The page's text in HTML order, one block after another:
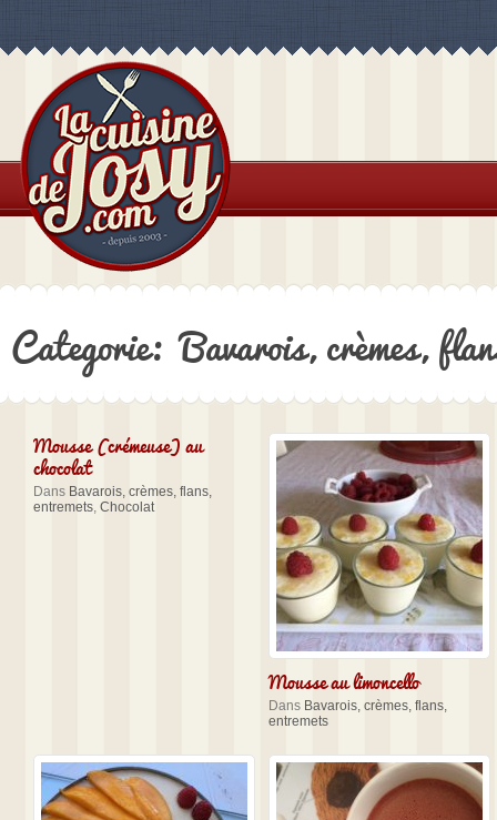
Categorie: Bavarois, crèmes,
Mousse (crémeuse) au
chocolat
Dans Bavarois, crèmes, flans,
entremets, Chocolat
Mousse au limoncello
Dans Bavarois, crèmes, flans,
entremets